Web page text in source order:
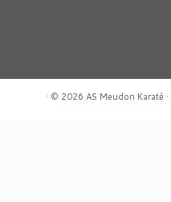
· © 2026 AS Meudon Karaté ·